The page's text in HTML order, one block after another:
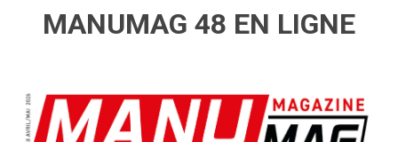
MANUMAG 48 EN LIGNE